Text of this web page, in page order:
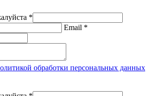
*
Email *
обработки персональных данных